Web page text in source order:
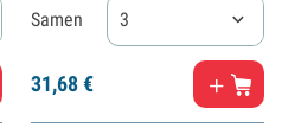
Samen 3
31,68€